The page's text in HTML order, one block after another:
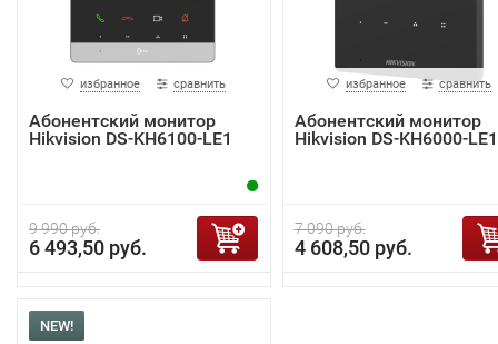
избранное сравнить
Абонентский монитор
Hikvision DS-KH6100-LE1
9 990 руб.
6 493,50 руб.
избранное сравнить
Абонентский монитор
Hikvision DS-KH6000-LE1
7 090 руб.
4 608,50 руб.
NEW!